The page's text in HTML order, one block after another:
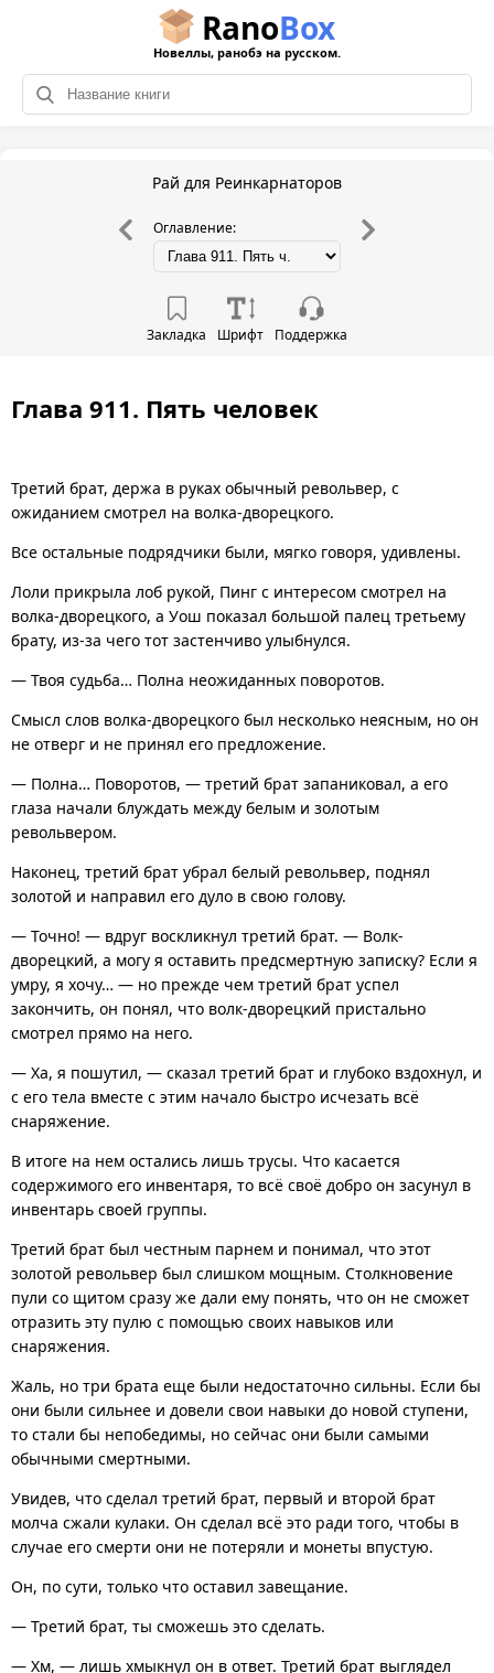
RanoBox
Новеллы, ранобэ на русском.
Рай для Реинкарнаторов
Оглавление:
Закладка Шрифт Поддержка
Глава 911. Пять человек
Третий брат, держа в руках обычный револьвер, с
ожиданием смотрел на волка-дворецкого.
Все остальные подрядчики были, мягко говоря, удивлены.
Лоли прикрыла лоб рукой, Пинг с интересом смотрел на
волка-дворецкого, а Уош показал большой палец третьему
брату, из-за чего тот застенчиво улыбнулся.
— Твоя судьба… Полна неожиданных поворотов.
Смысл слов волка-дворецкого был несколько неясным, но он
не отверг и не принял его предложение.
— Полна… Поворотов, — третий брат запаниковал, а его
глаза начали блуждать между белым и золотым
револьвером.
Наконец, третий брат убрал белый револьвер, поднял
золотой и направил его дуло в свою голову.
— Точно! — вдруг воскликнул третий брат. — Волк-
дворецкий, а могу я оставить предсмертную записку? Если я
умру, я хочу… — но прежде чем третий брат успел
закончить, он понял, что волк-дворецкий пристально
смотрел прямо на него.
— Ха, я пошутил, — сказал третий брат и глубоко вздохнул, и
с его тела вместе с этим начало быстро исчезать всё
снаряжение.
В итоге на нем остались лишь трусы. Что касается
содержимого его инвентаря, то всё своё добро он засунул в
инвентарь своей группы.
Третий брат был честным парнем и понимал, что этот
золотой револьвер был слишком мощным. Столкновение
пули со щитом сразу же дали ему понять, что он не сможет
отразить эту пулю с помощью своих навыков или
снаряжения.
Жаль, но три брата еще были недостаточно сильны. Если бы
они были сильнее и довели свои навыки до новой ступени,
то стали бы непобедимы, но сейчас они были самыми
обычными смертными.
Увидев, что сделал третий брат, первый и второй брат
молча сжали кулаки. Он сделал всё это ради того, чтобы в
случае его смерти они не потеряли и монеты впустую.
Он, по сути, только что оставил завещание.
— Третий брат, ты сможешь это сделать.
— Хм, — лишь хмыкнул он в ответ. Третий брат выглядел